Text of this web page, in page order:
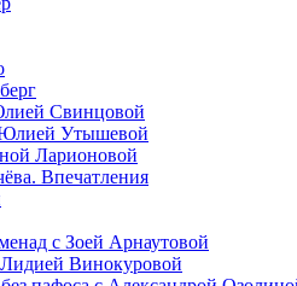
Свинцовой
Юлией Утышевой
Ларионовой
Впечатления
с Зоей Арнаутовой
Винокуровой